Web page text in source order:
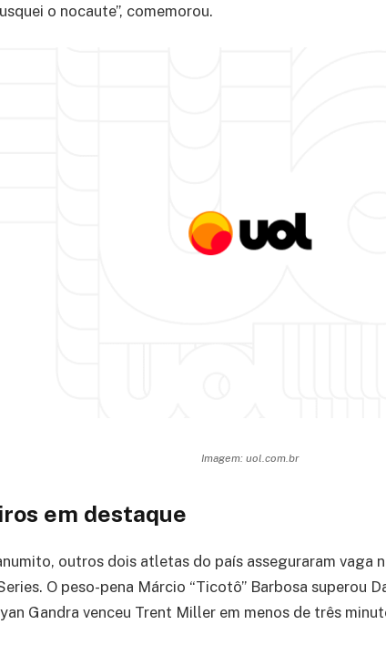
o nocaute”, comemorou.
Imagem: uol.com.br
em destaque
outros dois atletas do país asseguraram vaga
O peso-pena Márcio “Ticotô” Barbosa superou
Gandra venceu Trent Miller em menos de três